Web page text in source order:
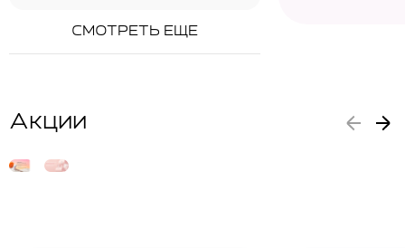
СМОТРЕТЬ ЕЩЕ
Акции